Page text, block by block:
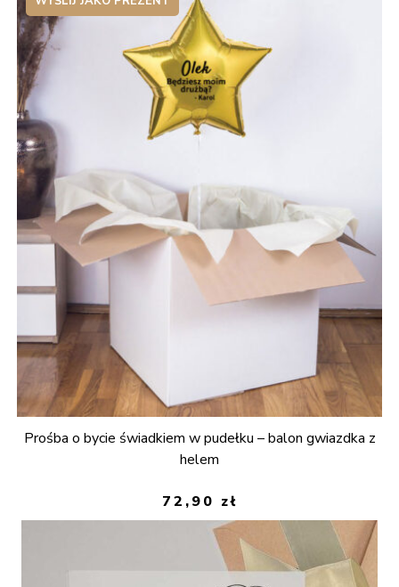
Prośba o bycie świadkiem w pudełku – balon gwiazdka z
helem
72,90 zł